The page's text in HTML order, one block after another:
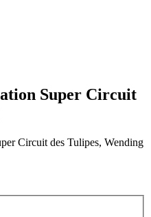
Super Circuit
Circuit des Tulipes, Wending